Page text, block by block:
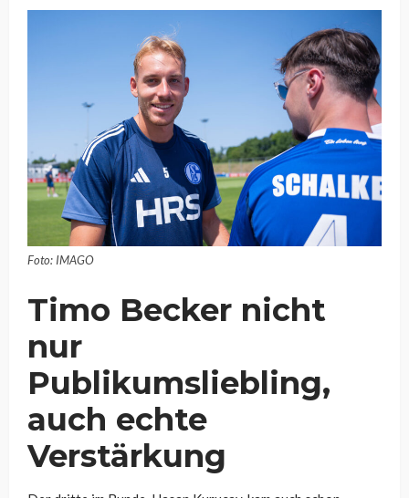
Foto: IMAGO
Timo Becker nicht
nur
Publikumsliebling,
auch echte
Verstärkung